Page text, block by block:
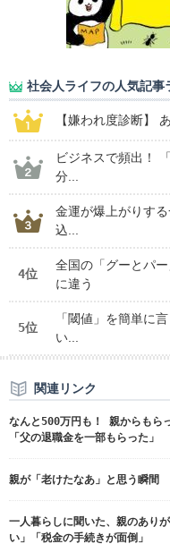
社会人ライフの人気記事
【嫌われ度診断】
ビジネスで頻出！
分...
金運が爆上がりす
込...
4位
全国の「グーとパ
に違う
5位
「閾値」を簡単に
い...
関連リンク
なんと500万円も！ 親からもら
「父の退職金を一部もらった」
親が「老けたなあ」と思う瞬間
一人暮らしに聞いた、親のあり
い」「税金の手続きが面倒」